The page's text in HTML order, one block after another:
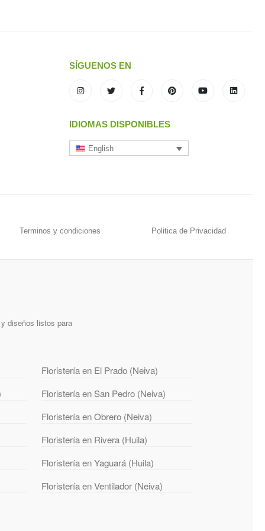
SÍGUENOS EN
IDIOMAS DISPONIBLES
English
Terminos y condiciones Politica de Privacidad
diseños listos para
Floristería en El Prado (Neiva)
Floristería en San Pedro (Neiva)
Floristería en Obrero (Neiva)
Floristería en Rivera (Huila)
Floristería en Yaguará (Huila)
Floristería en Ventilador (Neiva)